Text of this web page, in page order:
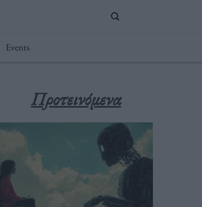
Events
Προτεινόμενα